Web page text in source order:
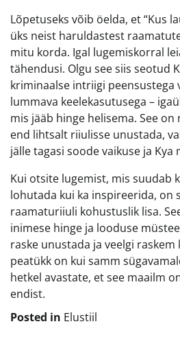
Lõpetuseks võib öelda, et “Kus
üks neist haruldastest
mitu korda. Igal lugemiskorral
tähendusi. Olgu see siis seotud
kriminaalse intriigi peensustega
lummava keelekasutusega –
mis jääb hinge helisema. See
end lihtsalt riiulisse unustada,
jälle tagasi soode vaikuse ja Kya
Kui otsite lugemist, mis suudab
lohutada kui ka inspireerida, on
raamaturiiuli kohustuslik lisa.
inimese hinge ja looduse
raske unustada ja veelgi raskem
peatükk on kui samm
hetkel avastate, et see maailm
endist.
Posted in Elustiil